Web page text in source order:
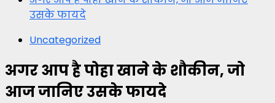
उसके फायदे
Uncategorized
अगर आप है पोहा खाने के शौकीन, जो
आज जानिए उसके फायदे